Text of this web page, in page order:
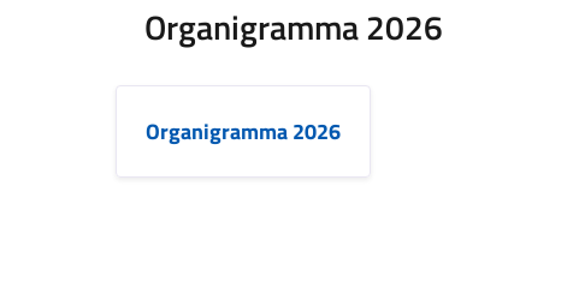
Organigramma 2026
Organigramma 2026